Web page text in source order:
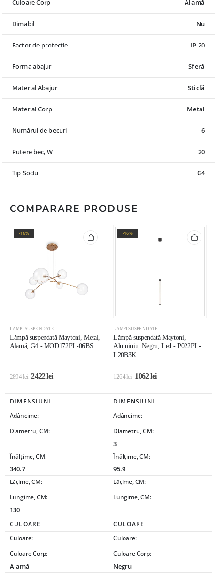
Culoare Corp Alamă
Dimabil Nu
Factor de protecție IP 20
Forma abajur Sferă
Material Abajur Sticlă
Material Corp Metal
Numărul de becuri 6
Putere bec, W 20
Tip Soclu G4
COMPARARE PRODUSE
-16%
LĂMPI SUSPENDATE
Lămpă suspendată Maytoni, Metal,
Alamă, G4 - MOD172PL-06BS
2894lei 2422lei
-16%
LĂMPI SUSPENDATE
Lămpă suspendată Maytoni,
Aluminiu, Negru, Led - P022PL-
L20B3K
1264lei 1062lei
DIMENSIUNI
DIMENSIUNI
Adâncime:
Adâncime:
Diametru, CM:
Diametru, CM:
3
Înălțime, CM:
340.7
Înălțime, CM:
95.9
Lățime, CM:
Lățime, CM:
Lungime, CM:
130
Lungime, CM:
CULOARE
CULOARE
Culoare:
Culoare:
Culoare Corp:
Alamă
Culoare Corp:
Negru